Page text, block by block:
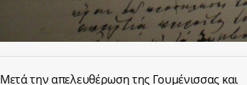
Μετά την απελευθέρωση της Γουμένισσας και